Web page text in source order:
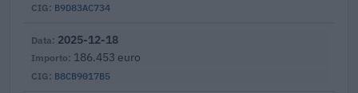
B9D83AC734
B8CB9017B5
2025-12-18
186.453 euro